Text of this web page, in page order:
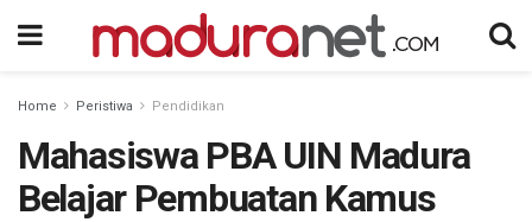
Home Peristiwa Pendidikan
Mahasiswa PBA UIN Madura
Belajar Pembuatan Kamus